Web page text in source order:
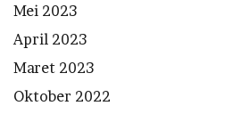
Mei 2023
April 2023
Maret 2023
Oktober 2022